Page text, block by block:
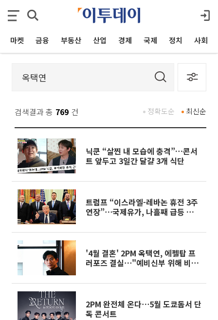
마켓 금융 부동산 산업 경제 국제 정치 사회
검색결과 총 769 건 최신순
정확도순
닉쿤 “살찐 내 모습에 충격”…콘서
트 앞두고 3일간 달걀 3개 식단
트럼프 “이스라엘-레바논 휴전 3주
연장”⋯국제유가, 나흘째 급등 外
'4월 결혼' 2PM 옥택연, 에펠탑 프
러포즈 결실⋯"예비신부 위해 비공
2PM 완전체 온다⋯5월 도쿄돔서 단
독 콘서트